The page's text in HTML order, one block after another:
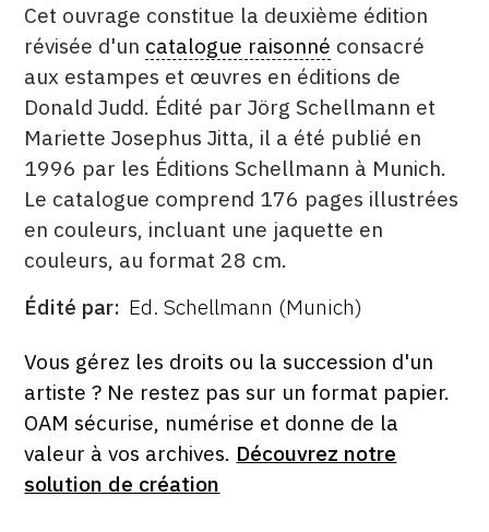
Cet ouvrage constitue la deuxième édition
révisée d'un catalogue raisonné consacré
aux estampes et œuvres en éditions de
Donald Judd. Édité par Jörg Schellmann et
Mariette Josephus Jitta, il a été publié en
1996 par les Éditions Schellmann à Munich.
Le catalogue comprend 176 pages illustrées
en couleurs, incluant une jaquette en
couleurs, au format 28 cm.
ÉDITÉ
Édité par Ed. Schellmann (Munich)
FORMAT
ÉTAT
Vous gérez les droits ou la succession d'un
artiste ? Ne restez pas sur un format papier.
OAM sécurise, numérise et donne de la
valeur à vos archives. Découvrez notre
solution de création